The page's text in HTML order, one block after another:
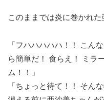
このままでは炎に巻かれた
「フハハハハハ！！ こん
ら簡単だ！ 食らえ！ ミラ
ム！！」
「ちょっと待て！！ そん